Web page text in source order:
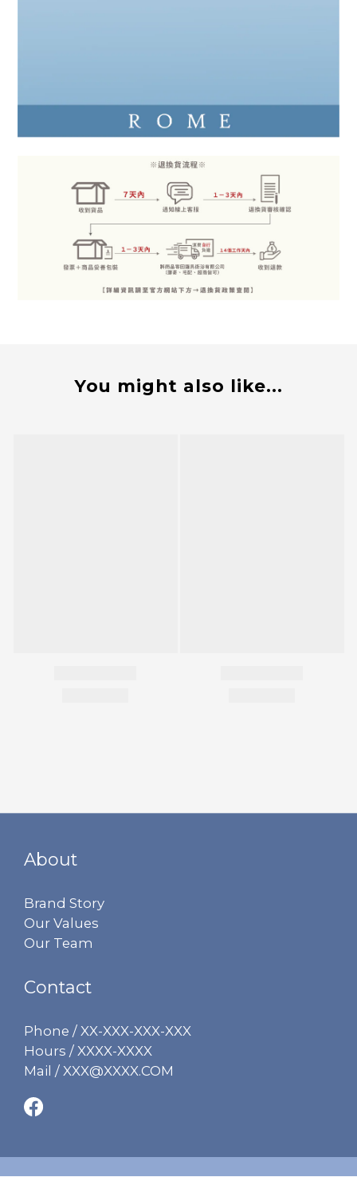
You might also like...
About
Brand Story
Our Values
Our Team
Contact
Phone / XX-XXX-XXX-XXX
Hours / XXXX-XXXX
Mail / XXX@XXXX.COM